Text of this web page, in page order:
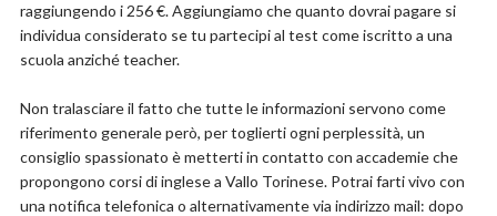
raggiungendo i 256 €. Aggiungiamo che quanto dovrai pagare si
individua considerato se tu partecipi al test come iscritto a una
scuola anziché teacher.
Non tralasciare il fatto che tutte le informazioni servono come
riferimento generale però, per toglierti ogni perplessità, un
consiglio spassionato è metterti in contatto con accademie che
propongono corsi di inglese a Vallo Torinese. Potrai farti vivo con
una notifica telefonica o alternativamente via indirizzo mail: dopo